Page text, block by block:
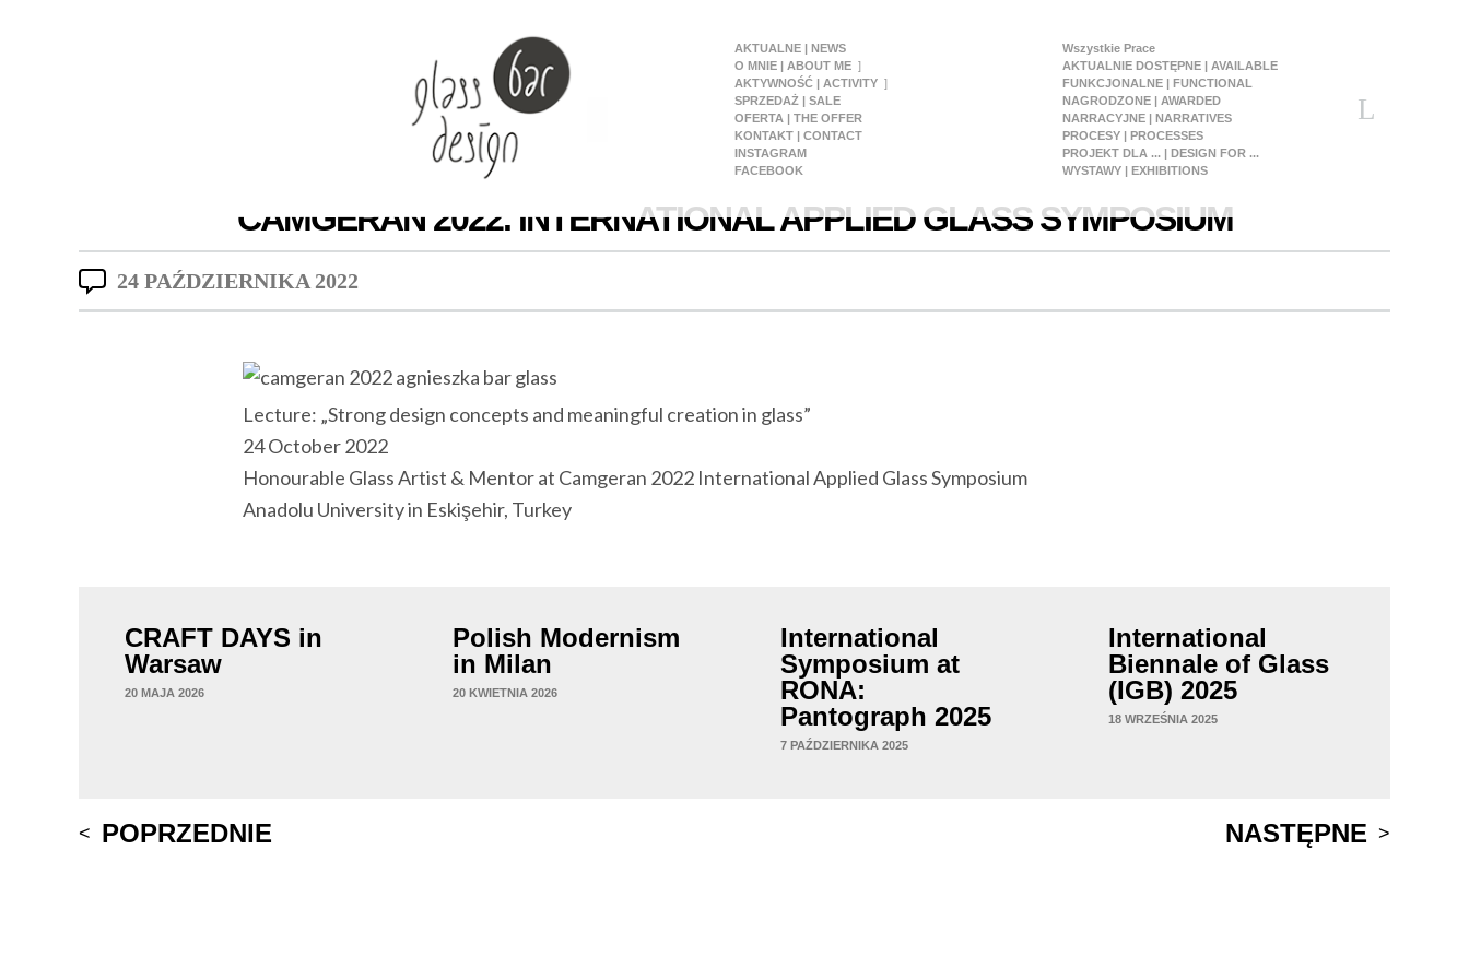
AKTUALNE | NEWS
O MNIE | ABOUT ME
AKTYWNOŚĆ | ACTIVITY
SPRZEDAŻ | SALE
OFERTA | THE OFFER
KONTAKT | CONTACT
INSTAGRAM
FACEBOOK
Wszystkie Prace
AKTUALNIE DOSTĘPNE | AVAILABLE
FUNKCJONALNE | FUNCTIONAL
NAGRODZONE | AWARDED
NARRACYJNE | NARRATIVES
PROCESY | PROCESSES
PROJEKT DLA ... | DESIGN FOR ...
WYSTAWY | EXHIBITIONS
CAMGERAN 2022. INTERNATIONAL APPLIED GLASS SYMPOSIUM
24 PAŹDZIERNIKA 2022
Lecture: „Strong design concepts and meaningful creation in glass”
24 October 2022
Honourable Glass Artist & Mentor at Camgeran 2022 International Applied Glass Symposium
Anadolu University in Eskişehir, Turkey
CRAFT DAYS in
Warsaw
20 MAJA 2026
Polish Modernism
in Milan
20 KWIETNIA 2026
International
Symposium at
RONA:
Pantograph 2025
7 PAŹDZIERNIKA 2025
International
Biennale of Glass
(IGB) 2025
18 WRZEŚNIA 2025
Post
POPRZEDNIE NASTĘPNE